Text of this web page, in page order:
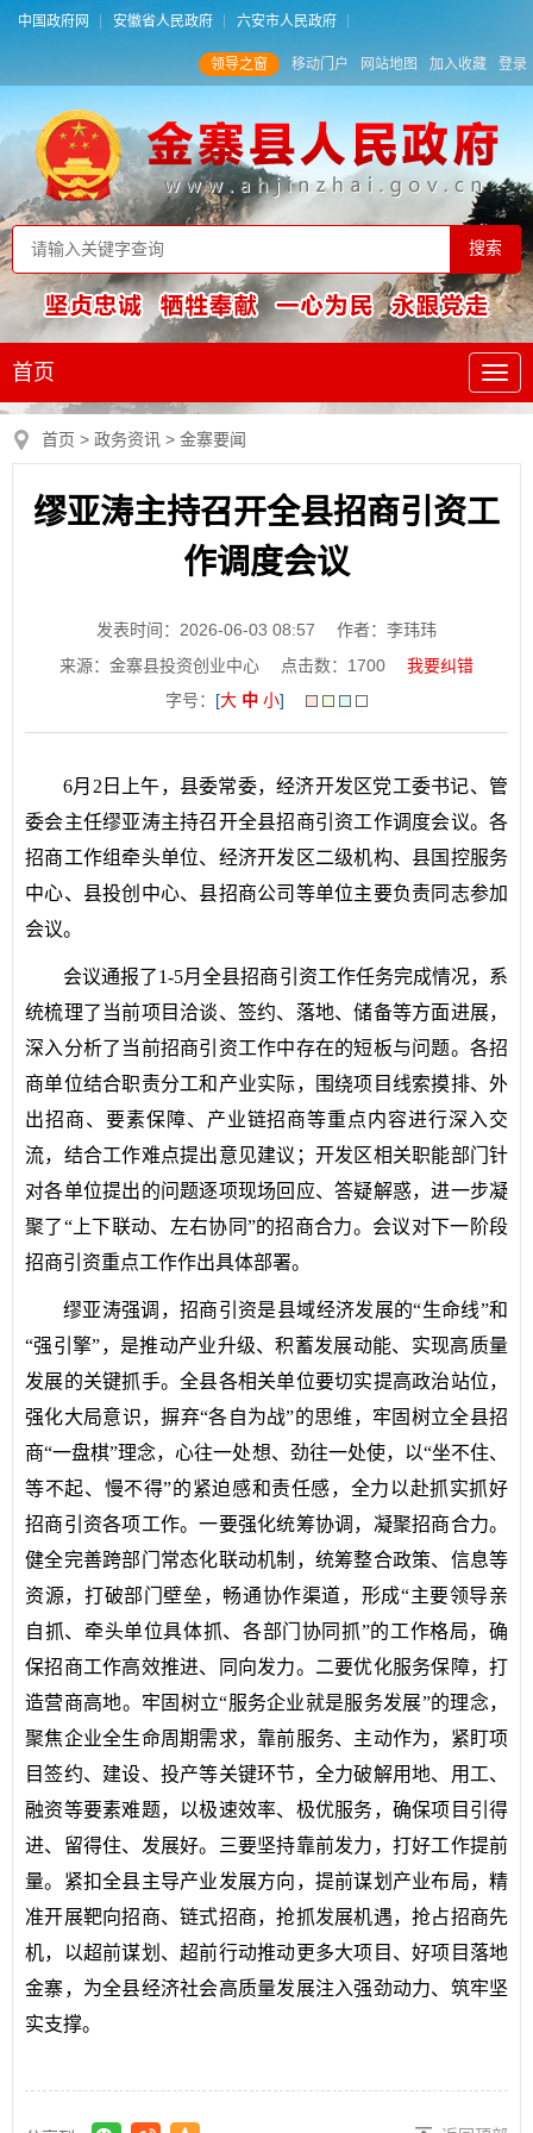
中国政府网 安徽省人民政府 六安市人民政府
领导之窗 移动门户 网站地图 加入收藏 登录
首页
首页 > 政务资讯 > 金寨要闻
缪亚涛主持召开全县招商引资工
作调度会议
发表时间：2026-06-03 08:57
作者：李玮玮
来源：金寨县投资创业中心
点击数： 1700
我要纠错
字号： [大 中 小]
6月2日上午，县委常委，经济开发区党工委书记、管
委会主任缪亚涛主持召开全县招商引资工作调度会议。各
招商工作组牵头单位、经济开发区二级机构、县国控服务
中心、县投创中心、县招商公司等单位主要负责同志参加
会议。
会议通报了1-5月全县招商引资工作任务完成情况，系
统梳理了当前项目洽谈、签约、落地、储备等方面进展，
深入分析了当前招商引资工作中存在的短板与问题。各招
商单位结合职责分工和产业实际，围绕项目线索摸排、外
出招商、要素保障、产业链招商等重点内容进行深入交
流，结合工作难点提出意见建议；开发区相关职能部门针
对各单位提出的问题逐项现场回应、答疑解惑，进一步凝
聚了“上下联动、左右协同”的招商合力。会议对下一阶段
招商引资重点工作作出具体部署。
缪亚涛强调，招商引资是县域经济发展的“生命线”和
“强引擎”，是推动产业升级、积蓄发展动能、实现高质量
发展的关键抓手。全县各相关单位要切实提高政治站位，
强化大局意识，摒弃“各自为战”的思维，牢固树立全县招
商“一盘棋”理念，心往一处想、劲往一处使，以“坐不住、
等不起、慢不得”的紧迫感和责任感，全力以赴抓实抓好
招商引资各项工作。一要强化统筹协调，凝聚招商合力。
健全完善跨部门常态化联动机制，统筹整合政策、信息等
资源，打破部门壁垒，畅通协作渠道，形成“主要领导亲
自抓、牵头单位具体抓、各部门协同抓”的工作格局，确
保招商工作高效推进、同向发力。二要优化服务保障，打
造营商高地。牢固树立“服务企业就是服务发展”的理念，
聚焦企业全生命周期需求，靠前服务、主动作为，紧盯项
目签约、建设、投产等关键环节，全力破解用地、用工、
融资等要素难题，以极速效率、极优服务，确保项目引得
进、留得住、发展好。三要坚持靠前发力，打好工作提前
量。紧扣全县主导产业发展方向，提前谋划产业布局，精
准开展靶向招商、链式招商，抢抓发展机遇，抢占招商先
机，以超前谋划、超前行动推动更多大项目、好项目落地
金寨，为全县经济社会高质量发展注入强劲动力、筑牢坚
实支撑。